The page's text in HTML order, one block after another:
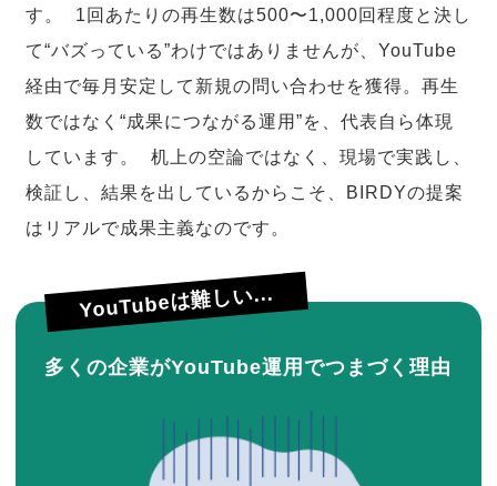
す。 1回あたりの再生数は500〜1,000回程度と決し
て“バズっている”わけではありませんが、YouTube
経由で毎月安定して新規の問い合わせを獲得。再生
数ではなく“成果につながる運用”を、代表自ら体現
しています。 机上の空論ではなく、現場で実践し、
検証し、結果を出しているからこそ、BIRDYの提案
はリアルで成果主義なのです。
YouTubeは難しい...
多くの企業がYouTube運用でつまづく理由